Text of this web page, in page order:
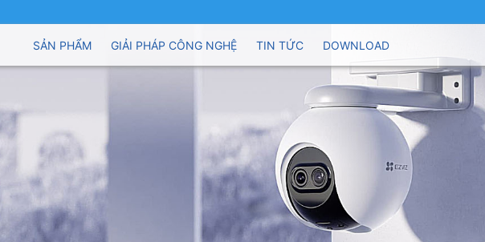
SẢN PHẨM GIẢI PHÁP CÔNG NGHỆ TIN TỨC DOWNLOAD